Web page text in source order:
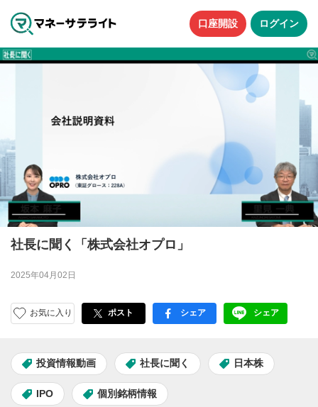
口座開設 ログイン
社長に聞く「株式会社オプロ」
2025年04月02日
お気に入り ポスト facebook
シェア LINE
シェア
投資情報動画 社長に聞く 日本株
IPO 個別銘柄情報